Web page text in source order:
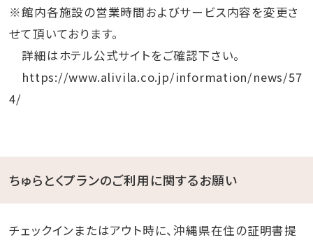
※館内各施設の営業時間およびサービス内容を変更さ
せて頂いております。
詳細はホテル公式サイトをご確認下さい。
https://www.alivila.co.jp/information/news/57
4/
ちゅらとくプランのご利用に関するお願い
チェックインまたはアウト時に、沖縄県在住の証明書提